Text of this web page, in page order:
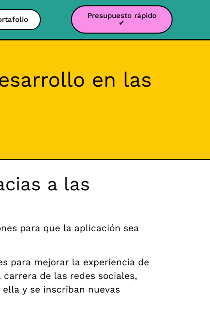
Presupuesto rápido
✔
en las
a las
para que la aplicación sea
para mejorar la experiencia de
de las redes sociales,
y se inscriban nuevas